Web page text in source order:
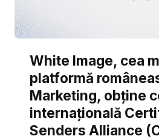
White Image, cea
platformă
Marketing, obține
internațională
Senders Alliance